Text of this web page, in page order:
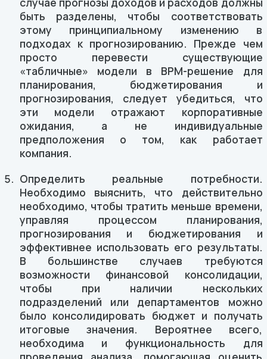
быть разделены, чтобы соответствовать
этому принципиальному изменению в
подходах к прогнозированию. Прежде чем
просто перевести существующие
«табличные» модели в BPM-решение для
планирования, бюджетирования и
прогнозирования, следует убедиться, что
эти модели отражают корпоративные
ожидания, а не индивидуальные
предположения о том, как работает
компания.
Определить реальные потребности.
Необходимо выяснить, что действительно
необходимо, чтобы тратить меньше времени,
управляя процессом планирования,
прогнозирования и бюджетирования и
эффективнее использовать его результаты.
В большинстве случаев требуются
возможности финансовой консолидации,
чтобы при наличии нескольких
подразделений или департаментов можно
было консолидировать бюджет и получать
итоговые значения. Вероятнее всего,
необходима и функциональность для